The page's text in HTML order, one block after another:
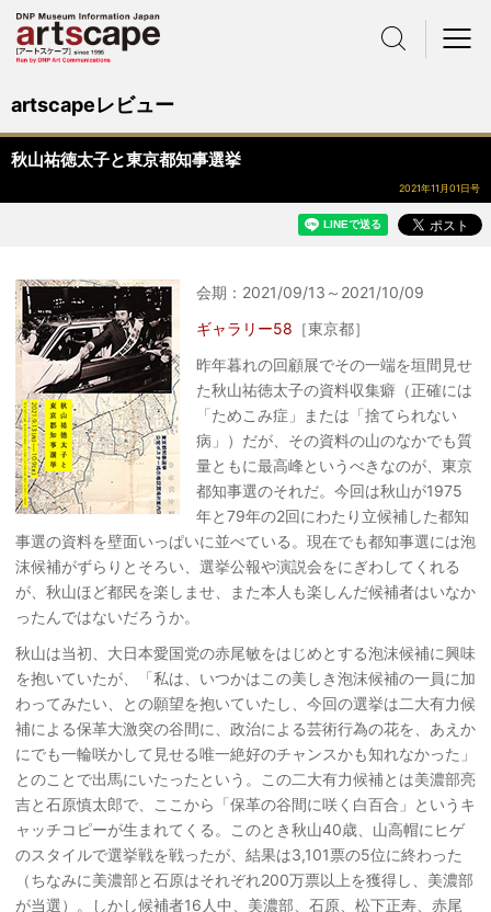
artscapeレビュー
秋山祐徳太子と東京都知事選挙
2021年11月01日号
会期：2021/09/13～2021/10/09
ギャラリー58 ［東京都］
昨年暮れの回顧展でその一端を垣間見せ
た秋山祐徳太子の資料収集癖（正確には
「ためこみ症」または「捨てられない
病」）だが、その資料の山のなかでも質
量ともに最高峰というべきなのが、東京
都知事選のそれだ。今回は秋山が1975
年と79年の2回にわたり立候補した都知
事選の資料を壁面いっぱいに並べている。現在でも都知事選には泡
沫候補がずらりとそろい、選挙公報や演説会をにぎわしてくれる
が、秋山ほど都民を楽しませ、また本人も楽しんだ候補者はいなか
ったんではないだろうか。
秋山は当初、大日本愛国党の赤尾敏をはじめとする泡沫候補に興味
を抱いていたが、「私は、いつかはこの美しき泡沫候補の一員に加
わってみたい、との願望を抱いていたし、今回の選挙は二大有力候
補による保革大激突の谷間に、政治による芸術行為の花を、あえか
にでも一輪咲かして見せる唯一絶好のチャンスかも知れなかった」
とのことで出馬にいたったという。この二大有力候補とは美濃部亮
吉と石原慎太郎で、ここから「保革の谷間に咲く白百合」というキ
ャッチコピーが生まれてくる。このとき秋山40歳、山高帽にヒゲ
のスタイルで選挙戦を戦ったが、結果は3,101票の5位に終わった
（ちなみに美濃部と石原はそれぞれ200万票以上を獲得し、美濃部
が当選）。しかし候補者16人中、美濃部、石原、松下正寿、赤尾
サイト内検索